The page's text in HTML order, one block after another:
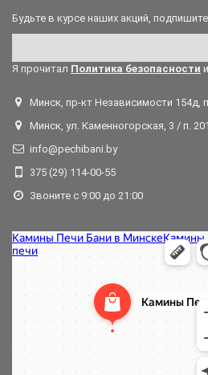
Будьте в курсе наших акций,
Я прочитал Политика безопасности
Минск, пр-кт Независимости 154д,
Минск, ул. Каменногорская, 3 / п. 201
info@pechibani.by
375 (29) 114-00-55
Звоните с 9:00 до 21:00